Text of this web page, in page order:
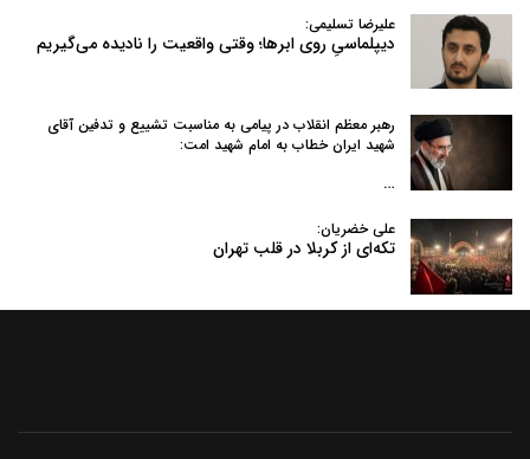
علیرضا تسلیمی:
دیپلماسیِ روی ابرها؛ وقتی واقعیت را نادیده می‌گیریم
رهبر معظم انقلاب در پیامی به‌ مناسبت تشییع و تدفین آقای
شهید ایران خطاب به امام شهید امت:
…
علی خضریان:
تکه‌ای از کربلا در قلب تهران